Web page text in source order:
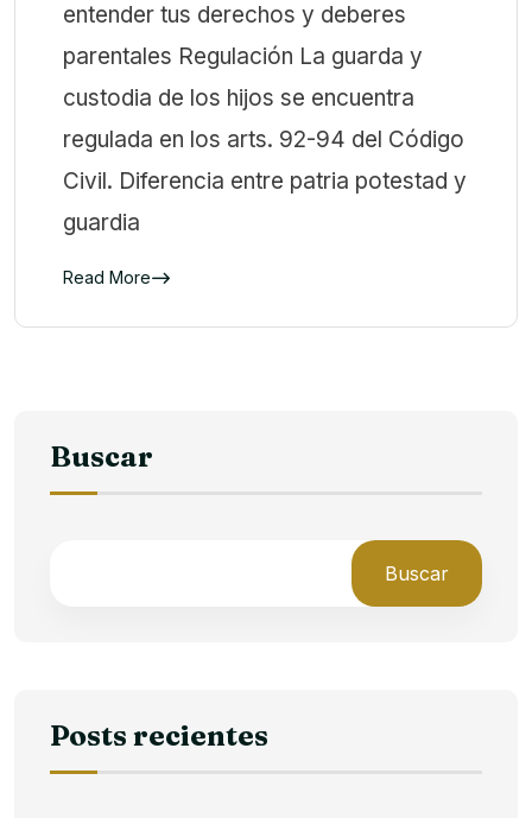
entender tus derechos y deberes
parentales Regulación La guarda y
custodia de los hijos se encuentra
regulada en los arts. 92-94 del Código
Civil. Diferencia entre patria potestad y
guardia
Read More
Buscar
Buscar
Posts recientes